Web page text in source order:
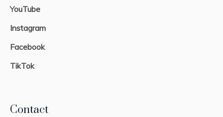
YouTube
Instagram
Facebook
TikTok
Contact